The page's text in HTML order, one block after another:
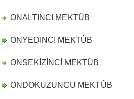
ONALTINCI MEKTÛB
ONYEDİNCİ MEKTÛB
ONSEKİZİNCİ MEKTÛB
ONDOKUZUNCU MEKTÛB